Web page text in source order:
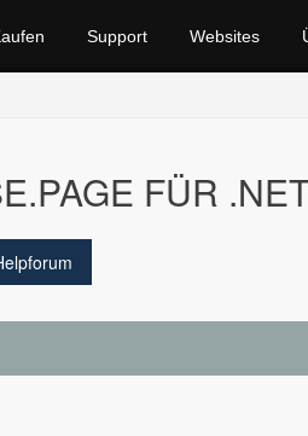
Support Websites
FÜR